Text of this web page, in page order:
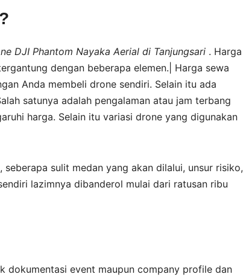
DJI Phantom Nayaka Aerial di Tanjungsari . Harga
dengan beberapa elemen.| Harga sewa
Anda membeli drone sendiri. Selain itu ada
satunya adalah pengalaman atau jam terbang
harga. Selain itu variasi drone yang digunakan
sulit medan yang akan dilalui, unsur risiko,
lazimnya dibanderol mulai dari ratusan ribu
dokumentasi event maupun company profile dan